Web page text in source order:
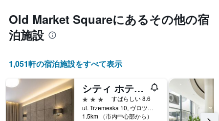
Old Market Square​にあるその他の宿
泊施設
1,051​軒の宿泊施設をすべて表示
シティ ホテルズ ヴロツワフ
3つ星
すばらしい 8.6
ul. Trzemeska 10, ヴロツワフ, ドルヌィ・シロンスク県, ポーランド
1.5km （市内中心部から）